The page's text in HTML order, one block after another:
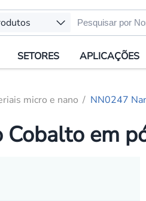
SETORES APLICAÇÕES
micro e nano NN0247
em